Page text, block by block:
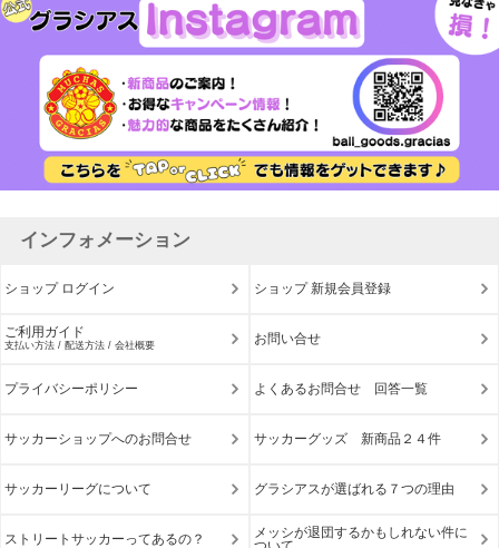
インフォメーション
ショップ ログイン ショップ 新規会員登録
ご利用ガイド
支払い方法 / 配送方法 / 会社概要 お問い合せ
プライバシーポリシー よくあるお問合せ 回答一覧
サッカーショップへのお問合せ サッカーグッズ 新商品２４件
サッカーリーグについて グラシアスが選ばれる７つの理由
ストリートサッカーってあるの？
メッシが退団するかもしれない件に